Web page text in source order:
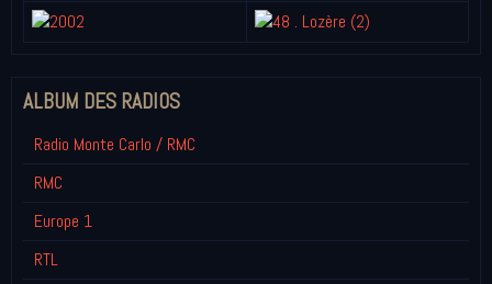
ALBUM DES RADIOS
Radio Monte Carlo / RMC
RMC
Europe 1
RTL